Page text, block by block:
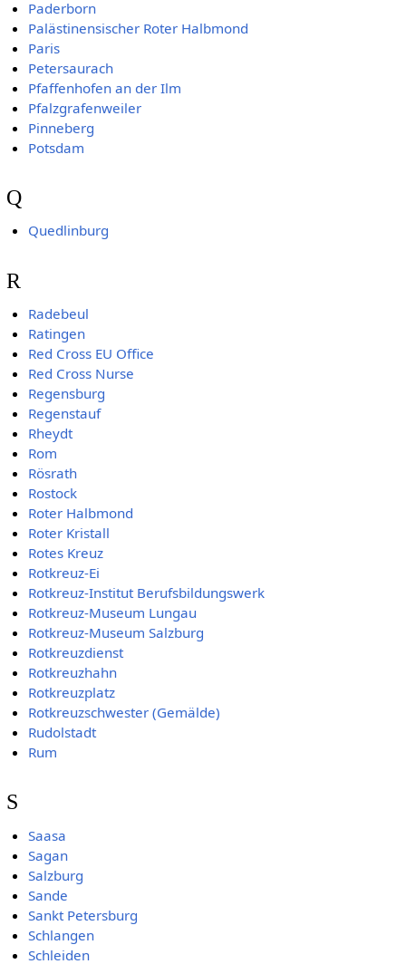
Paderborn
Palästinensischer Roter Halbmond
Paris
Petersaurach
Pfaffenhofen an der Ilm
Pfalzgrafenweiler
Pinneberg
Potsdam
Q
Quedlinburg
R
Radebeul
Ratingen
Red Cross EU Office
Red Cross Nurse
Regensburg
Regenstauf
Rheydt
Rom
Rösrath
Rostock
Roter Halbmond
Roter Kristall
Rotes Kreuz
Rotkreuz-Ei
Rotkreuz-Institut Berufsbildungswerk
Rotkreuz-Museum Lungau
Rotkreuz-Museum Salzburg
Rotkreuzdienst
Rotkreuzhahn
Rotkreuzplatz
Rotkreuzschwester (Gemälde)
Rudolstadt
Rum
S
Saasa
Sagan
Salzburg
Sande
Sankt Petersburg
Schlangen
Schleiden